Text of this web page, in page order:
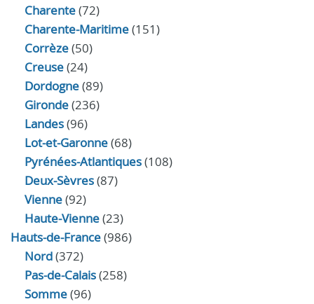
Charente(72)
Charente-Maritime(151)
Corrèze(50)
Creuse(24)
Dordogne(89)
Gironde(236)
Landes(96)
Lot-et-Garonne(68)
Pyrénées-Atlantiques(108)
Deux-Sèvres(87)
Vienne(92)
Haute-Vienne(23)
Hauts-de-France(986)
Nord(372)
Pas-de-Calais(258)
Somme(96)